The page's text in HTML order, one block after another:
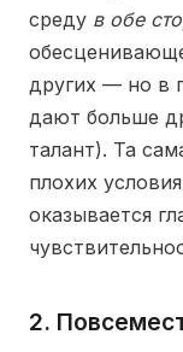
среду в обе
других — но в
дают больше
талант). Та
плохих
оказывается
2.